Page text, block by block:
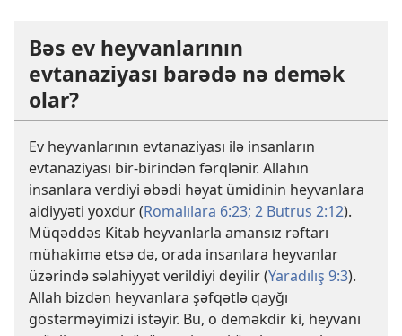
Bəs ev heyvanlarının
evtanaziyası barədə nə demək
olar?
Ev heyvanlarının evtanaziyası ilə insanların
evtanaziyası bir-birindən fərqlənir. Allahın
insanlara verdiyi əbədi həyat ümidinin heyvanlara
aidiyyəti yoxdur (Romalılara 6:23; 2 Butrus 2:12).
Müqəddəs Kitab heyvanlarla amansız rəftarı
mühakimə etsə də, orada insanlara heyvanlar
üzərində səlahiyyət verildiyi deyilir (Yaradılış 9:3).
Allah bizdən heyvanlara şəfqətlə qayğı
göstərməyimizi istəyir. Bu, o deməkdir ki, heyvanı